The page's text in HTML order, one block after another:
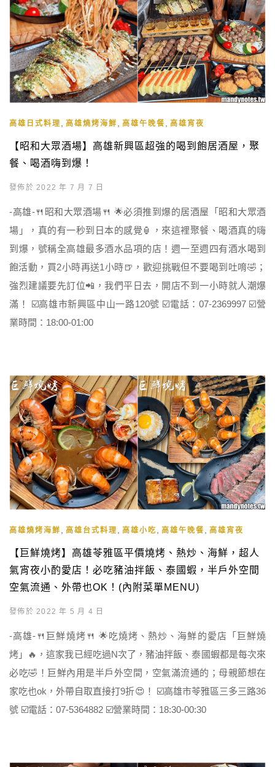
高雄日式料理 高雄燒烤海鮮 高雄午晚餐 高雄宵夜
【昭和大眾酒場】高雄新興區超強的喝到飽居酒屋，聚
餐、喝酒嗨到爆！
發佈於 2022 年 7 月 7 日
-高雄-🍴昭和大眾酒場🍴 🌟必須推到爆的居酒屋「昭和大眾酒
場」，真的有一秒到日本的感覺🏮，來這裡聚餐、喝酒真的嗨
到爆，號稱全高雄最多酒水品項的店！週一至週四有酒水喝到
飽活動，買2小時再送1小時🍺，歡迎挑戰但不要喝到吐唷🤣；
強烈建議要先訂位📲，我們平日去，開店不到一小時就人潮爆
滿！ ☑️高雄市新興區中山一路120號 ☑️電話：07-2369997 ☑️營
業時間：18:00-01:00
高雄燒烤海鮮 高雄台式料理 高雄小吃 高雄午晚餐 高雄宵夜
【巨鮮燒烤】高雄苓雅區平價燒烤、熱炒、海鮮，超人
氣宵夜小酌愛店！必吃豬油拌飯、泰國蝦，半戶外空間
空氣流通、外帶也OK！(內附菜單MENU)
發佈於 2022 年 5 月 4 日
-高雄-🍴巨鮮燒烤🍴 🌟吃燒烤、熱炒、海鮮的愛店「巨鮮燒
烤」🔥，這家我已經吃過N次了，豬油拌飯、泰國蝦都是每次來
必吃🤣！巨鮮內用是半戶外空間，空氣滿流通的；母親節想在
家吃也ok，外帶自取直接打9折😍！ ☑️高雄市苓雅區三多三路36
號 ☑️電話：07-5364882 ☑️營業時間：18:30-00:30